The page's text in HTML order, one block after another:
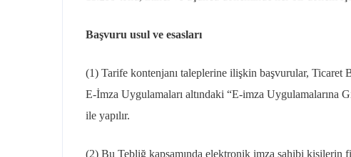
Başvuru usul ve esasları
(1) Tarife kontenjanı taleplerine ilişkin başvurular, Ticaret
E-İmza Uygulamaları altındaki “E-imza Uygulamalarına
ile yapılır.
(2) Bu Tebliğ kapsamında elektronik imza sahibi kişilerin